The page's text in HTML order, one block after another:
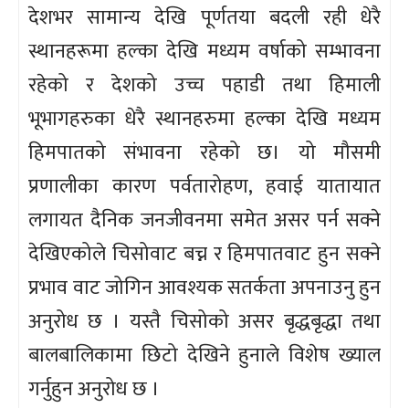
देशभर सामान्य देखि पूर्णतया बदली रही धेरै
स्थानहरूमा हल्का देखि मध्यम वर्षाको सम्भावना
रहेको र देशको उच्च पहाडी तथा हिमाली
भूभागहरुका धेरै स्थानहरुमा हल्का देखि मध्यम
हिमपातको संभावना रहेको छ। यो मौसमी
प्रणालीका कारण पर्वतारोहण, हवाई यातायात
लगायत दैनिक जनजीवनमा समेत असर पर्न सक्ने
देखिएकोले चिसोवाट बच्न र हिमपातवाट हुन सक्ने
प्रभाव वाट जोगिन आवश्यक सतर्कता अपनाउनु हुन
अनुरोध छ । यस्तै चिसोको असर बृद्धबृद्धा तथा
बालबालिकामा छिटो देखिने हुनाले विशेष ख्याल
गर्नुहुन अनुरोध छ ।